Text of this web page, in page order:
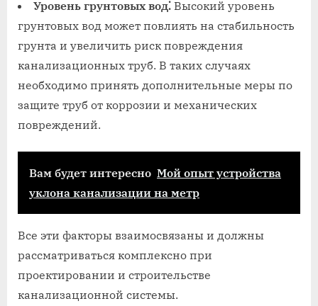
Уровень грунтовых вод⁚ Высокий уровень
грунтовых вод может повлиять на стабильность
грунта и увеличить риск повреждения
канализационных труб. В таких случаях
необходимо принять дополнительные меры по
защите труб от коррозии и механических
повреждений.
Вам будет интересно Мой опыт устройства
уклона канализации на метр
Все эти факторы взаимосвязаны и должны
рассматриваться комплексно при
проектировании и строительстве
канализационной системы.